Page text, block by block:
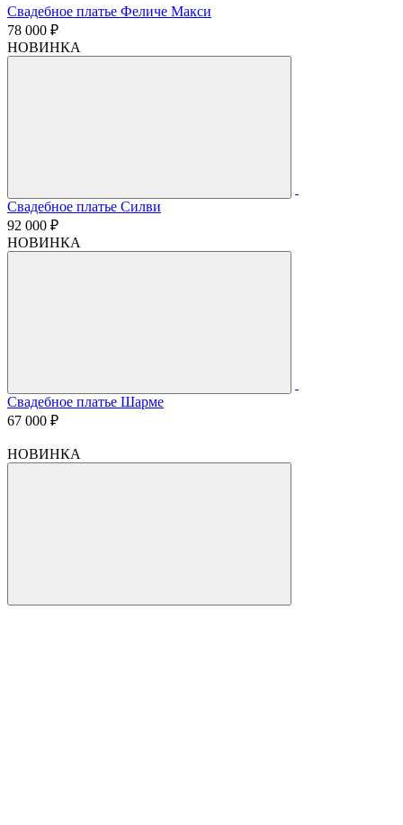
Свадебное платье Феличе Макси
78 000 ₽
НОВИНКА
Свадебное платье Силви
92 000 ₽
НОВИНКА
Свадебное платье Шарме
67 000 ₽
НОВИНКА